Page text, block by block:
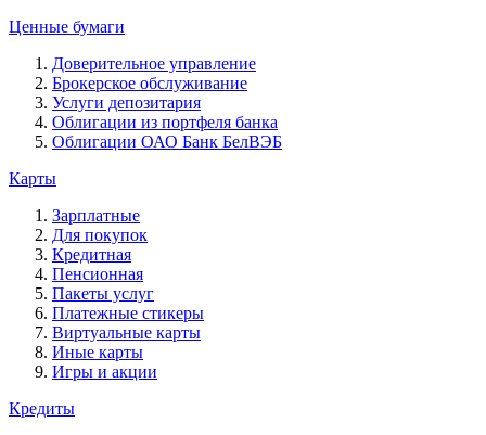
Ценные бумаги
Доверительное управление
Брокерское обслуживание
Услуги депозитария
Облигации из портфеля банка
Облигации ОАО Банк БелВЭБ
Карты
Зарплатные
Для покупок
Кредитная
Пенсионная
Пакеты услуг
Платежные стикеры
Виртуальные карты
Иные карты
Игры и акции
Кредиты